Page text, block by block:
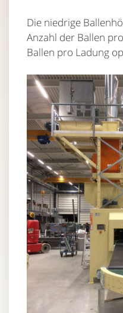
Die niedrige
Anzahl der Ballen
Ballen pro Ladung